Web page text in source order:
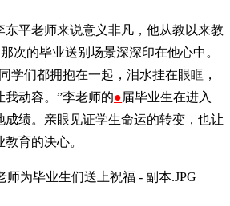
东平老师来说意义非凡，他从教以来教
次的毕业送别场景深深印在他心中。
学们都拥抱在一起，泪水挂在眼眶，
动容。”李老师的●届毕业生在进入
成绩。亲眼见证学生命运的转变，也让
育的决心。